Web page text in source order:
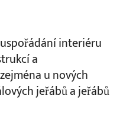
interiéru
a
u nových
jeřábů a jeřábů